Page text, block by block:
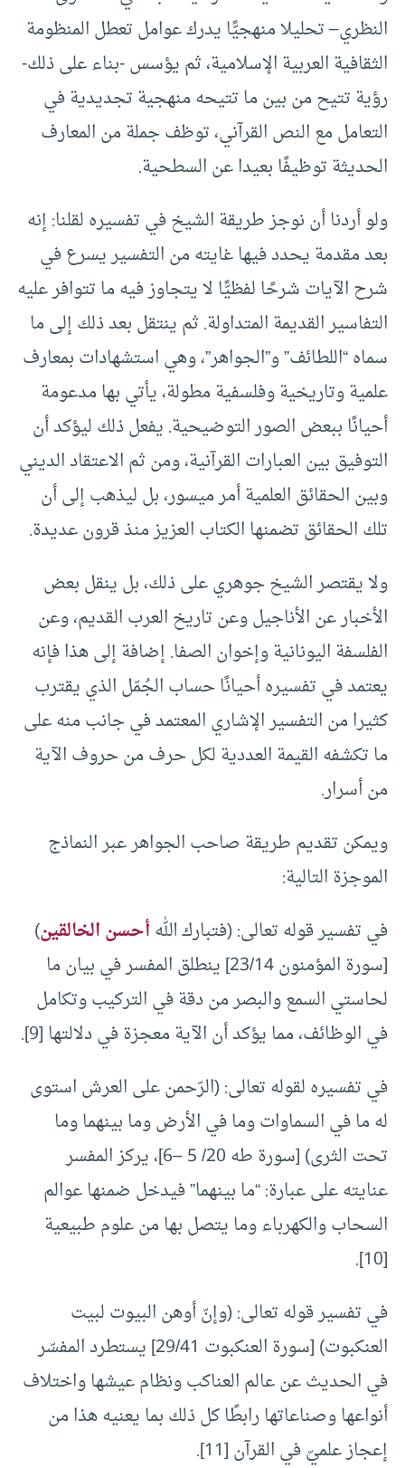
النظري– تحليلا منهجيًّا يدرك عوامل تعطل المنظومة
الثقافية العربية الإسلامية، ثم يؤسس -بناء على ذلك-
رؤية تتيح من بين ما تتيحه منهجية تجديدية في
التعامل مع النص القرآني، توظف جملة من المعارف
الحديثة توظيفًا بعيدا عن السطحية.
ولو أردنا أن نوجز طريقة الشيخ في تفسيره لقلنا: إنه
بعد مقدمة يحدد فيها غايته من التفسير يسرع في
شرح الآيات شرحًا لفظيًّا لا يتجاوز فيه ما تتوافر عليه
التفاسير القديمة المتداولة. ثم ينتقل بعد ذلك إلى ما
سماه “اللطائف” و”الجواهر”، وهي استشهادات بمعارف
علمية وتاريخية وفلسفية مطولة، يأتي بها مدعومة
أحيانًا ببعض الصور التوضيحية. يفعل ذلك ليؤكد أن
التوفيق بين العبارات القرآنية، ومن ثم الاعتقاد الديني
وبين الحقائق العلمية أمر ميسور، بل ليذهب إلى أن
تلك الحقائق تضمنها الكتاب العزيز منذ قرون عديدة.
ولا يقتصر الشيخ جوهري على ذلك، بل ينقل بعض
الأخبار عن الأناجيل وعن تاريخ العرب القديم، وعن
الفلسفة اليونانية وإخوان الصفا. إضافة إلى هذا فإنه
يعتمد في تفسيره أحيانًا حساب الجُمّل الذي يقترب
كثيرا من التفسير الإشاري المعتمد في جانب منه على
ما تكشفه القيمة العددية لكل حرف من حروف الآية
من أسرار.
ويمكن تقديم طريقة صاحب الجواهر عبر النماذج
الموجزة التالية:
في تفسير قوله تعالى: (فتبارك اللهأحسن الخالقين)
[سورة المؤمنون 23/14] ينطلق المفسر في بيان ما
لحاستي السمع والبصر من دقة في التركيب وتكامل
في الوظائف، مما يؤكد أن الآية معجزة في دلالتها [9].
في تفسيره لقوله تعالى: (الرّحمن على العرش استوى
له ما في السماوات وما في الأرض وما بينهما وما
تحت الثرى) [سورة طه 20/ 5 –6]، يركز المفسر
عنايته على عبارة: “ما بينهما” فيدخل ضمنها عوالم
السحاب والكهرباء وما يتصل بها من علوم طبيعية
[10].
في تفسير قوله تعالى: (وإنّ أوهن البيوت لبيت
العنكبوت) [سورة العنكبوت 29/41] يستطرد المفسّر
في الحديث عن عالم العناكب ونظام عيشها واختلاف
أنواعها وصناعاتها رابطًا كل ذلك بما يعنيه هذا من
إعجاز علميّ في القرآن [11].